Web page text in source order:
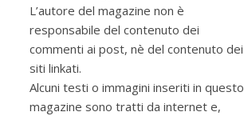
L’autore del magazine non è
responsabile del contenuto dei
commenti ai post, nè del contenuto dei
siti linkati.
Alcuni testi o immagini inseriti in questo
magazine sono tratti da internet e,